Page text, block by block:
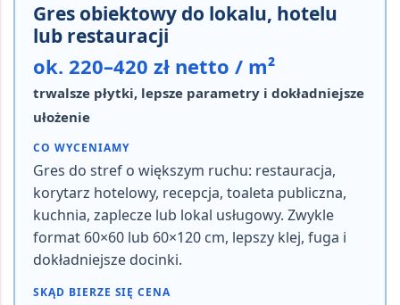
Gres obiektowy do lokalu, hotelu
lub restauracji
ok. 220–420 zł netto / m²
trwalsze płytki, lepsze parametry i dokładniejsze
ułożenie
CO WYCENIAMY
Gres do stref o większym ruchu: restauracja,
korytarz hotelowy, recepcja, toaleta publiczna,
kuchnia, zaplecze lub lokal usługowy. Zwykle
format 60×60 lub 60×120 cm, lepszy klej, fuga i
dokładniejsze docinki.
SKĄD BIERZE SIĘ CENA